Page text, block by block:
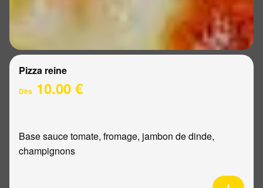
Pizza reine
Dès 10.00 €
Base sauce tomate, fromage, jambon de dinde,
champignons